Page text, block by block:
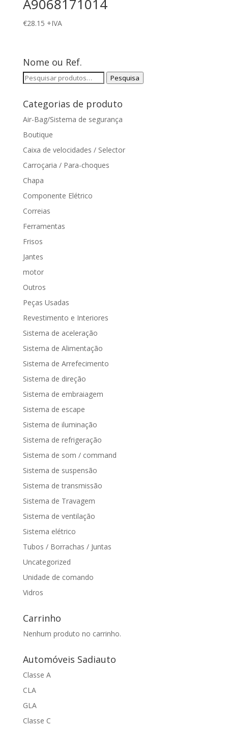
A9068171014
€28.15 +IVA
Nome ou Ref.
Pesquisar
Pesquisa
Categorias de produto
Air-Bag/Sistema de segurança
Boutique
Caixa de velocidades / Selector
Carroçaria / Para-choques
Chapa
Componente Elétrico
Correias
Ferramentas
Frisos
Jantes
motor
Outros
Peças Usadas
Revestimento e Interiores
Sistema de aceleração
Sistema de Alimentação
Sistema de Arrefecimento
Sistema de direção
Sistema de embraiagem
Sistema de escape
Sistema de iluminação
Sistema de refrigeração
Sistema de som / command
Sistema de suspensão
Sistema de transmissão
Sistema de Travagem
Sistema de ventilação
Sistema elétrico
Tubos / Borrachas / Juntas
Uncategorized
Unidade de comando
Vidros
Carrinho
Nenhum produto no carrinho.
Automóveis Sadiauto
Classe A
CLA
GLA
Classe C